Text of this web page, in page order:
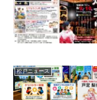
松戸ニュース